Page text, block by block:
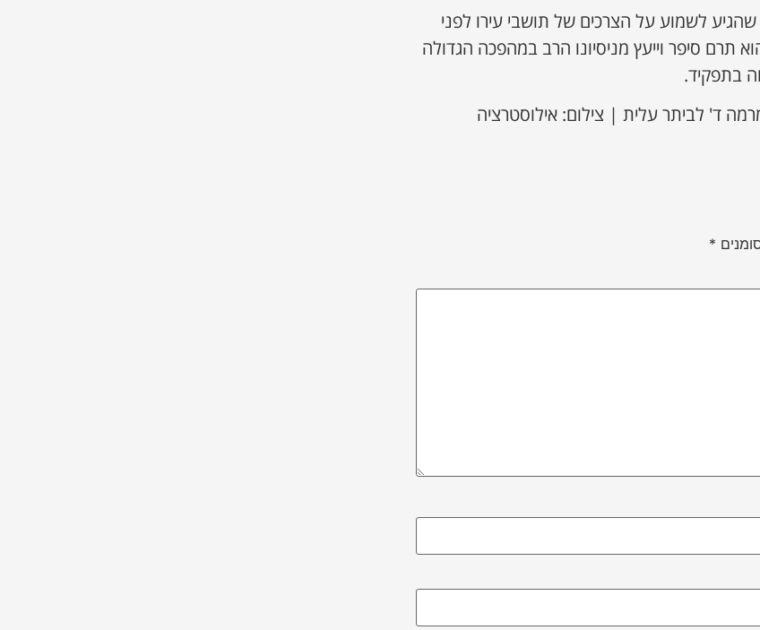
לשמוע על הצרכים של תושבי עירו לפני
תרם סיפר וייעץ מניסיונו הרב במהפכה הגדולה
בתפקיד.
ד' לביתר עלית | צילום: אילוסטרציה
*